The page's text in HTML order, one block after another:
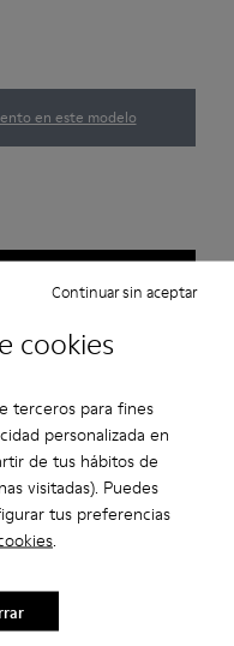
cookies
terceros para fines
personalizada en
de tus hábitos de
visitadas). Puedes
tus preferencias
.
Continuar sin aceptar
en este modelo
el “Cosido 360º”,
flexibilidad y
rojo.